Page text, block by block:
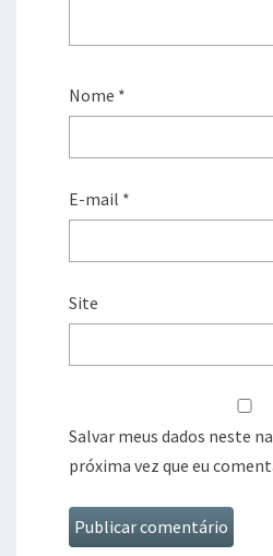
Nome *
E-mail *
Site
Salvar meus dados neste
próxima vez que eu